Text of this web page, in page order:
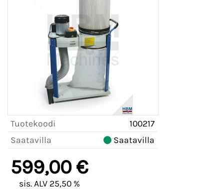
Tuotekoodi
100217
Saatavilla
Saatavilla
599,00 €
sis. ALV 25,50 %